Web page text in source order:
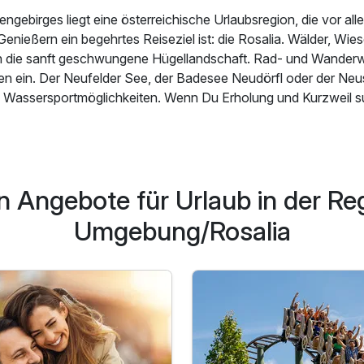
liegt eine österreichische Urlaubsregion, die vor
ein begehrtes Reiseziel ist: die Rosalia. Wälder,
die sanft geschwungene Hügellandschaft. Rad- und
ein. Der Neufelder See, der Badesee Neudörfl oder der
Wenn Du Erholung und Kurzweil
die zahllosen Natur- und Kulturdenkmäler kennenlernen. In
„Süße Region“ verrät es: Das leibliche Wohl wird hier
und Wein gedeihen in dem milden Klima. In den
Du eine reiche Auswahl kulinarischer Spezialitäten zum
Angebote für Urlaub in der
Umgebung/Rosalia